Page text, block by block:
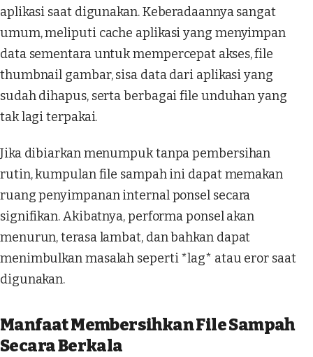
aplikasi saat digunakan. Keberadaannya sangat
umum, meliputi cache aplikasi yang menyimpan
data sementara untuk mempercepat akses, file
thumbnail gambar, sisa data dari aplikasi yang
sudah dihapus, serta berbagai file unduhan yang
tak lagi terpakai.
Jika dibiarkan menumpuk tanpa pembersihan
rutin, kumpulan file sampah ini dapat memakan
ruang penyimpanan internal ponsel secara
signifikan. Akibatnya, performa ponsel akan
menurun, terasa lambat, dan bahkan dapat
menimbulkan masalah seperti *lag* atau eror saat
digunakan.
Manfaat Membersihkan File Sampah
Secara Berkala